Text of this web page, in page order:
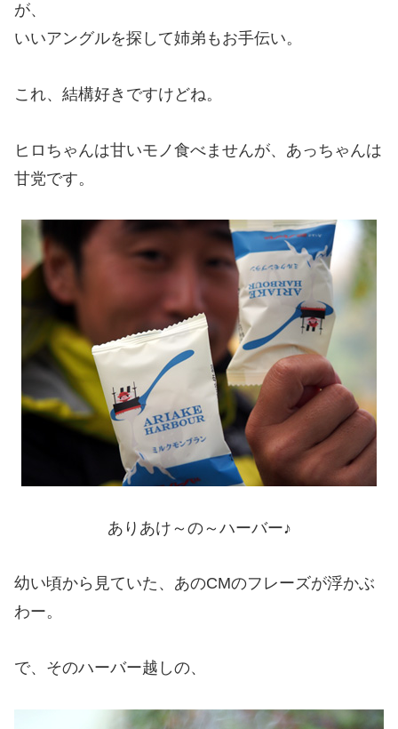
が、
いいアングルを探して姉弟もお手伝い。
これ、結構好きですけどね。
ヒロちゃんは甘いモノ食べませんが、あっちゃんは
甘党です。
ありあけ～の～ハーバー♪
幼い頃から見ていた、あのCMのフレーズが浮かぶ
わー。
で、そのハーバー越しの、